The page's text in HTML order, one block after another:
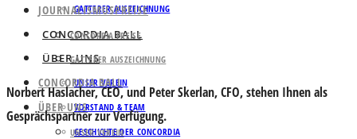
GATTERER AUSZEICHNUNG
CONCORDIA BALL
ÜBER UNS
UNSER VEREIN
VORSTAND & TEAM
GESCHICHTE DER CONCORDIA
JOURNALISMUSPREISE
CONCORDIA PREISE
GATTERER AUSZEICHNUNG
CONCORDIA BALL
ÜBER UNS
UNSER VEREIN
Norbert Haslacher, CEO, und Peter Skerlan, CFO, stehen Ihnen als
Gesprächspartner zur Verfügung.